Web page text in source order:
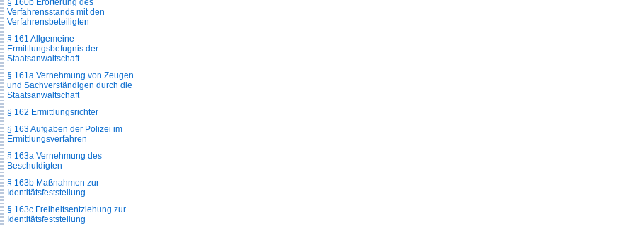
§ 160b Erörterung des
Verfahrensstands mit den
Verfahrensbeteiligten
§ 161 Allgemeine
Ermittlungsbefugnis der
Staatsanwaltschaft
§ 161a Vernehmung von Zeugen
und Sachverständigen durch die
Staatsanwaltschaft
§ 162 Ermittlungsrichter
§ 163 Aufgaben der Polizei im
Ermittlungsverfahren
§ 163a Vernehmung des
Beschuldigten
§ 163b Maßnahmen zur
Identitätsfeststellung
§ 163c Freiheitsentziehung zur
Identitätsfeststellung